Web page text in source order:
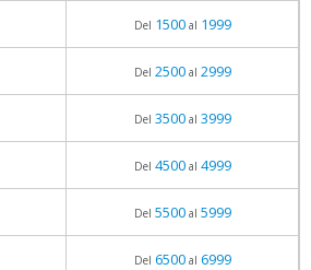
Del 1500al 1999
Del 2500al 2999
Del 3500al 3999
Del 4500al 4999
Del 5500al 5999
Del 6500al 6999